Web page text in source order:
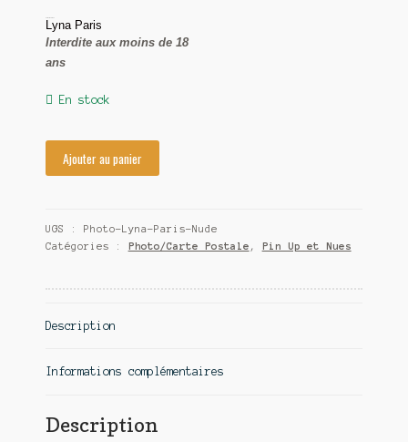
ContactLyna Paris
Interdite aux moins de 18
ans
En stock
Ajouter au panier
UGS :
Photo-Lyna-Paris-Nude
Catégories :
Photo/Carte Postale , Pin Up et Nues
Description
Informations complémentaires
Description